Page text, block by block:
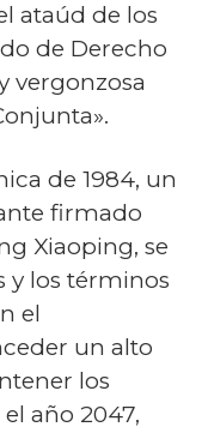
ataúd de los
de Derecho
vergonzosa
de 1984, un
firmado
Xiaoping, se
y los términos
el
un alto
los
año 2047,